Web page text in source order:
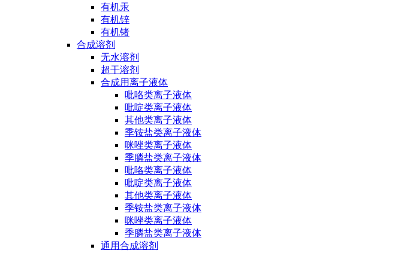
有机汞
有机锌
有机锗
合成溶剂
无水溶剂
超干溶剂
合成用离子液体
吡咯类离子液体
吡啶类离子液体
其他类离子液体
季铵盐类离子液体
咪唑类离子液体
季膦盐类离子液体
吡咯类离子液体
吡啶类离子液体
其他类离子液体
季铵盐类离子液体
咪唑类离子液体
季膦盐类离子液体
通用合成溶剂